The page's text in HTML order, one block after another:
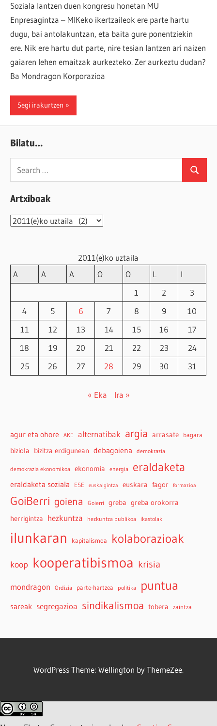
Soziala lantzen duen kongresu honetan MU
Enpresagintza – MIKeko ikertzaileok ere parte hartu
dugu, bai antolakuntzan, eta baita gure ponentziekin
ere. Nik ere hartu dut parte, nire tesian lantzen ari naizen
gaiaren lehen emaitzak aurkezteko. Zer aurkeztu dudan?
Ba Mondragon Korporazioa
Segi irakurtzen
Bilatu…
Search
for:
Search
Artxiboak
Artxiboak
2011(e)ko uztaila
A
A A O O L
I
1
2
3
4
5 6 7 8 9
10
11
12 13 14 15 16
17
18
19 20 21 22 23
24
25
26 27 28 29 30 31
« Eka Ira »
agur eta ohore AKE alternatibak argia arrasate bagara
biziola bizitza erdigunean debagoiena demokrazia
demokrazia ekonomikoa ekonomia energia eraldaketa
eraldaketa soziala ESE euskalgintza euskara fagor formazioa
GoiBerri goiena Goierri greba greba orokorra
herrigintza
hezkuntza hezkuntza publikoa ikastolak
ilunkaran kapitalismoa kolaborazioak
koop kooperatibismoa krisia
mondragon Ordizia parte-hartzea politika puntua
sareak segregazioa sindikalismoa tobera zaintza
WordPress Theme: Wellington by ThemeZee.